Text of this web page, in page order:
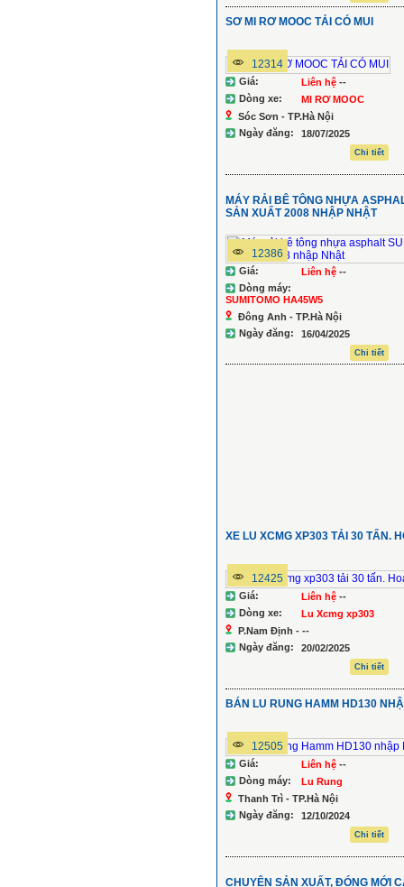
SƠ MI RƠ MOOC TẢI CÓ MUI
12314
Giá: Liên hệ --
Dòng xe:
MI RƠ MOOC
Sóc Sơn - TP.Hà Nội
Ngày đăng:
18/07/2025
Chi tiết
MÁY RẢI BÊ TÔNG NHỰA
SẢN XUẤT 2008 NHẬP NHẬT
12386
Giá: Liên hệ --
Dòng máy:
SUMITOMO HA45W5
Đông Anh - TP.Hà Nội
Ngày đăng:
16/04/2025
Chi tiết
XE LU XCMG XP303 TẢI 30 TẤN.
12425
Giá: Liên hệ --
Dòng xe:
Lu Xcmg xp303
P.Nam Định - --
Ngày đăng:
20/02/2025
Chi tiết
BÁN LU RUNG HAMM HD130
12505
Giá: Liên hệ --
Dòng máy:
Lu Rung
Thanh Trì - TP.Hà Nội
Ngày đăng:
12/10/2024
Chi tiết
CHUYÊN SẢN XUẤT, ĐÓNG MỚI